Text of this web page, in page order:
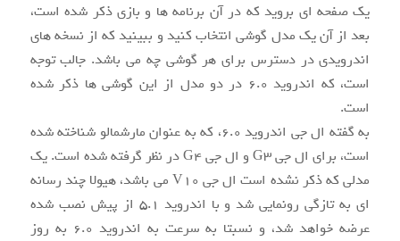
یک صفحه ای بروید که در آن برنامه ها و بازی ذکر شده است،
بعد از آن یک مدل گوشی انتخاب کنید و ببینید که از نسخه های
اندرویدی در دسترس برای هر گوشی چه می باشد. جالب توجه
است، که اندروید ۶.۰ در دو مدل از این گوشی ها ذکر شده
است.
به گفته ال جی اندروید ۶.۰، که به عنوان مارشمالو شناخته شده
است، برای ال جی G3 و ال جی G4 در نظر گرفته شده است. یک
مدلی که ذکر نشده است ال جی V10 می باشد، هیولا چند رسانه
ای به تازگی رونمایی شد و با اندروید ۵.۱ از پیش نصب شده
عرضه خواهد شد، و نسبتا به سرعت به اندروید ۶.۰ به روز